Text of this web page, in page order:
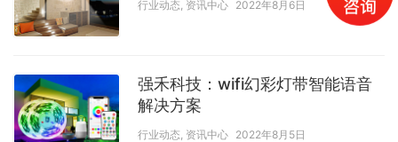
行业动态, 资讯中心 2022年8月6日
强禾科技：wifi幻彩灯带智能语音
解决方案
行业动态 资讯中心 2022年8月5日